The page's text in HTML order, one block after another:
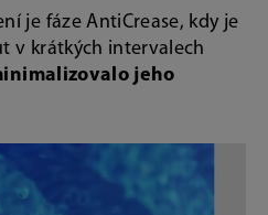
je fáze AntiCrease, kdy je
v krátkých intervalech
jeho